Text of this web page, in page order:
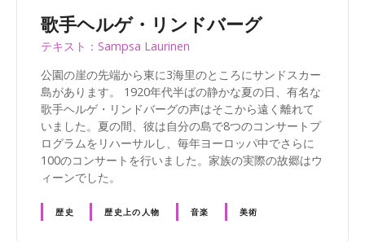
歌手ヘルゲ・リンドバーグ
テキスト：Sampsa Laurinen
公園の崖の先端から東に3海里のところにサンドスカー
島があります。 1920年代半ばの静かな夏の日、有名な
歌手ヘルゲ・リンドバーグの声はそこから遠く離れて
いました。夏の間、彼は自分の島で8つのコンサートプ
ログラムをリハーサルし、毎年ヨーロッパ中でさらに
100のコンサートを行いました。家族の実際の故郷はウ
ィーンでした。
歴史 歴史上の人物 音楽 美術